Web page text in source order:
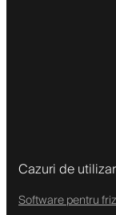
Cazuri de
Software pentru